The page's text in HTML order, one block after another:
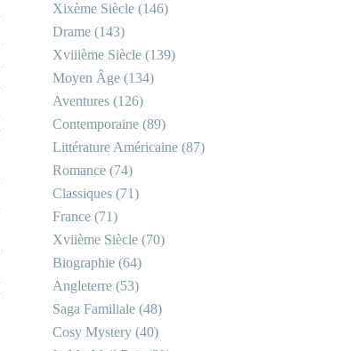
Xixème Siècle (146)
Drame (143)
Xviiième Siècle (139)
Moyen Âge (134)
Aventures (126)
Contemporaine (89)
Littérature Américaine (87)
Romance (74)
Classiques (71)
France (71)
Xviième Siècle (70)
Biographie (64)
Angleterre (53)
Saga Familiale (48)
Cosy Mystery (40)